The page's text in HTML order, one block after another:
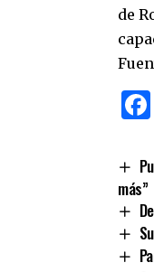
de
más”